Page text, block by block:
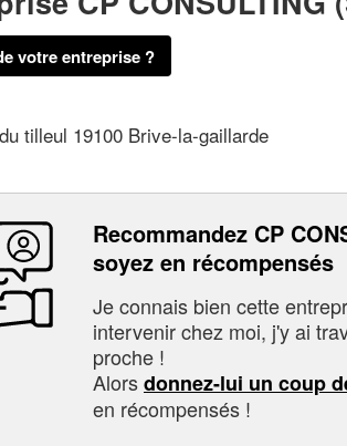
votre entreprise ?
tilleul 19100 Brive-la-gaillarde
Recommandez CP
soyez en récompensés
Je connais bien cette
intervenir chez moi, j'y ai
proche !
Alorsdonnez-lui un coup
en récompensés !